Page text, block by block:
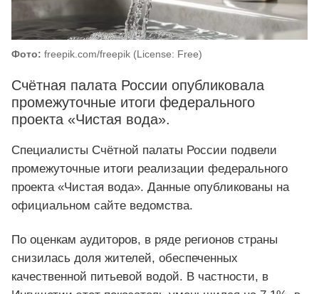
Фото: freepik.com/freepik (License: Free)
Счётная палата России опубликовала
промежуточные итоги федерального
проекта «Чистая вода».
Специалисты Счётной палаты России подвели
промежуточные итоги реализации федерального
проекта «Чистая вода». Данные опубликованы на
официальном сайте ведомства.
По оценкам аудиторов, в ряде регионов страны
снизилась доля жителей, обеспеченных
качественной питьевой водой. В частности, в